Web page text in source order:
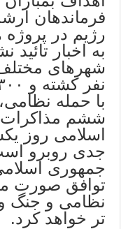
فرماندهان
رژیم در
به اخبار
با حمله
ششم مذاکرات
اسلامی روز
جدی روبرو
جمهوری
توافق صورت
نظامی و جنگ و
تر خواهد کرد.